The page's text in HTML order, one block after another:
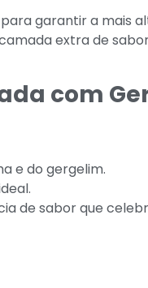
garantir a mais
extra de
com
e do gergelim.
de sabor que